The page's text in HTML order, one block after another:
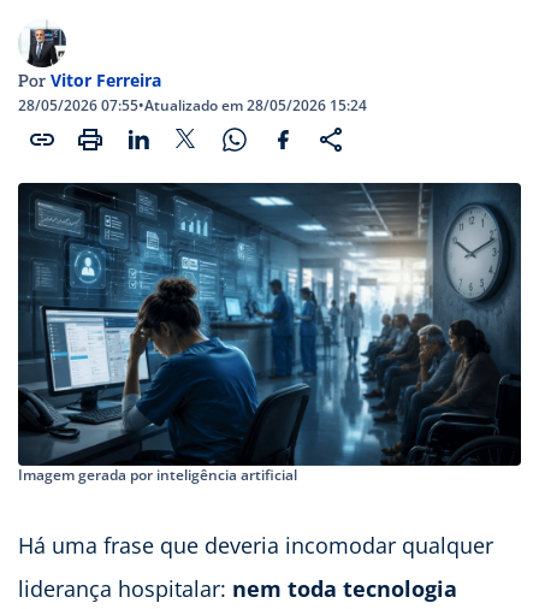
Por Vitor Ferreira
28/05/2026 07:55•Atualizado em 28/05/2026 15:24
Imagem gerada por inteligência artificial
Há uma frase que deveria incomodar qualquer
liderança hospitalar: nem toda tecnologia